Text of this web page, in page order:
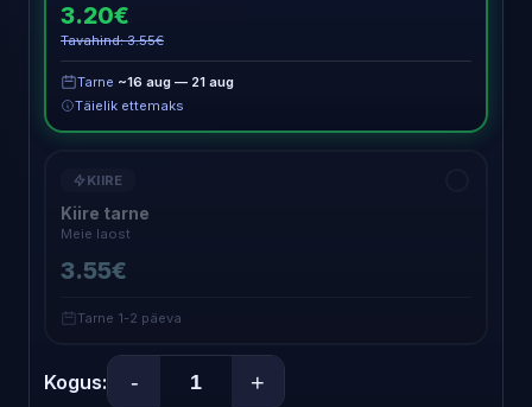
3.20€
Tavahind: 3.55€
Tarne ~16 aug — 21 aug
Täielik ettemaks
KIIRE
Kiire tarne
Meie laost
3.55€
Tarne 1-2 päeva
Kogus: - +